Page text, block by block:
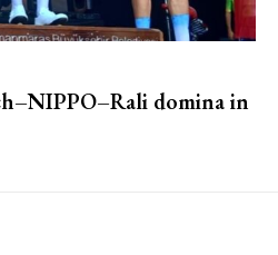
domina in